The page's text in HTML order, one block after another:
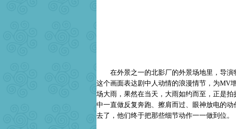
在外景之一的北影厂的外景场地里，导演
这个画面表达剧中人动情的浪漫情节，为MV
场大雨，果然在当天，大雨如约而至，正是
中一直做反复奔跑、擦肩而过、眼神放电的
去了，他们终于把那些细节动作一一做到位。